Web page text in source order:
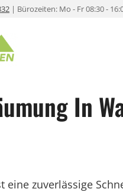
| Bürozeiten: Mo - Fr 08:30 -
In
eine zuverlässige